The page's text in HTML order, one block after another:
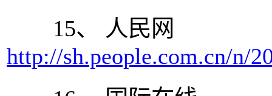
15、 人民网
http://sh.people.com.cn/n/